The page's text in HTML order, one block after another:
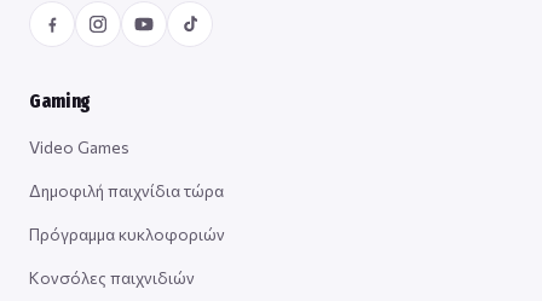
Gaming
Video Games
Δημοφιλή παιχνίδια τώρα
Πρόγραμμα κυκλοφοριών
Κονσόλες παιχνιδιών